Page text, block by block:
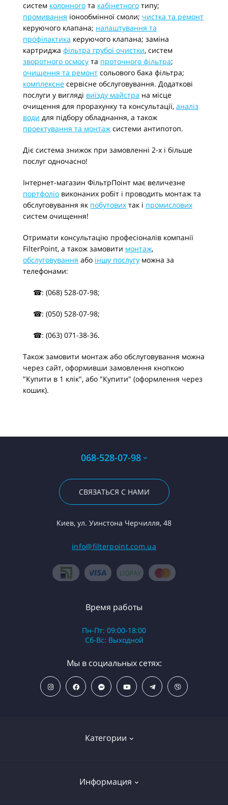
систем колонного та кабінетного типу;
промивання іонообмінної смоли; чистка та ремонт
керуючого клапана; налаштування та
профілактика керуючого клапана; заміна
картриджа фільтра грубої очистки, систем
зворотного осмосу та проточного фільтра;
очищення та ремонт сольового бака фільтра;
комплексне сервісне обслуговування. Додаткові
послуги у вигляді виїзду майстра на місце
очищення для прорахунку та консультації, аналіз
води для підбору обладнання, а також
проектування та монтаж системи антипотоп.
Діє система знижок при замовленні 2-х і більше
послуг одночасно!
Інтернет-магазин ФільтрПоінт має величезне
портфоліо виконаних робіт і проводить монтаж та
обслуговування як побутових так і промислових
систем очищення!
Отримати консультацію професіоналів компанії
FilterPoint, а також замовити монтаж,
обслуговування або іншу послугу можна за
телефонами:
☎: (068) 528-07-98;
☎: (050) 528-07-98;
☎: (063) 071-38-36.
Також замовити монтаж або обслуговування можна
через сайт, оформивши замовлення кнопкою
"Купити в 1 клік", або "Купити" (оформлення через
кошик).
068-528-07-98
СВЯЗАТЬСЯ С НАМИ
Киев, ул. Уинстона Черчилля, 48
info@filterpoint.com.ua
Категории
ПОПУЛЯРНЫЕ ТОВАРЫ
Информация
Время работы
Пн-Пт: 09:00-18:00
Сб-Вс: Выходной
Мы в социальных сетях: